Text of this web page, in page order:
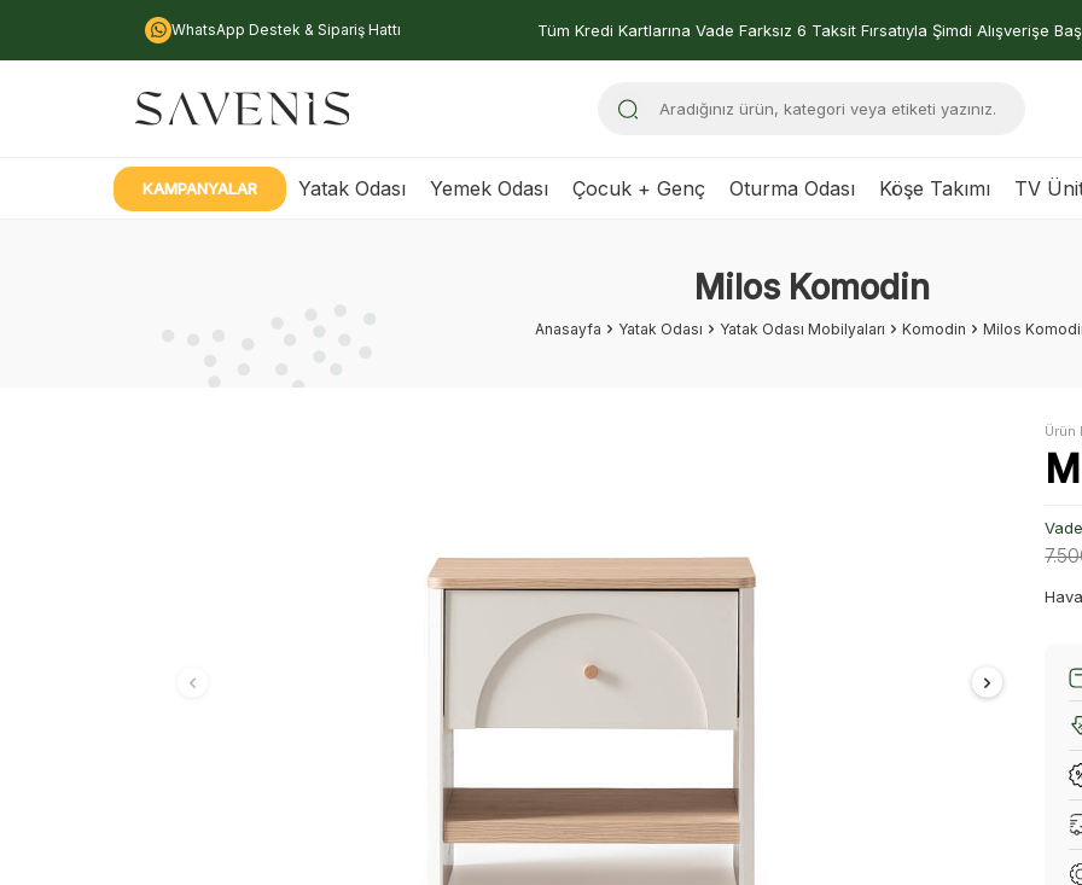
WhatsApp Destek & Sipariş Hattı Tüm Kredi Kartlarına Vade Farksız 6 Taksit Fırsatıyla Şimdi Alışverişe
KAMPANYALAR Yatak Odası Yemek Odası Çocuk + Genç Oturma Odası Köşe Takımı TV
Milos Komodin
Anasayfa Yatak Odası Yatak Odası Mobilyaları Komodin Milos
Ürün